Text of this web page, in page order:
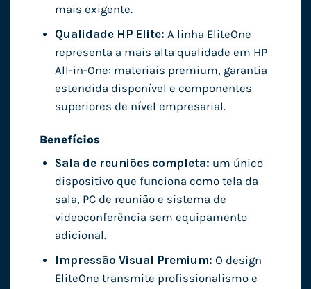
mais exigente.
Qualidade HP Elite: A linha EliteOne
representa a mais alta qualidade em HP
All-in-One: materiais premium, garantia
estendida disponível e componentes
superiores de nível empresarial.
Benefícios
Sala de reuniões completa: um único
dispositivo que funciona como tela da
sala, PC de reunião e sistema de
videoconferência sem equipamento
adicional.
Impressão Visual Premium: O design
EliteOne transmite profissionalismo e